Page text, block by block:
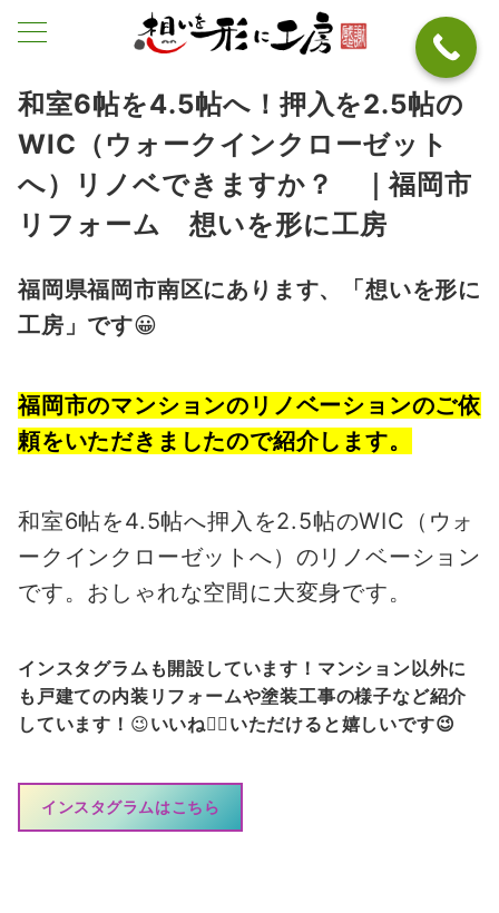
和室6帖を4.5帖へ！押入を2.5帖の
WIC（ウォークインクローゼット
へ）リノベできますか？ ｜福岡市
リフォーム 想いを形に工房
福岡県福岡市南区にあります、「想いを形に
工房」です😀
福岡市のマンションのリノベーションのご依
頼をいただきましたので紹介します。
和室6帖を4.5帖へ押入を2.5帖のWIC（ウォ
ークインクローゼットへ）のリノベーション
です。おしゃれな空間に大変身です。
インスタグラムも開設しています！マンション以外に
も戸建ての内装リフォームや塗装工事の様子など紹介
しています！ 😉いいね👍🏻いただけると嬉しいです😉
インスタグラムはこちら